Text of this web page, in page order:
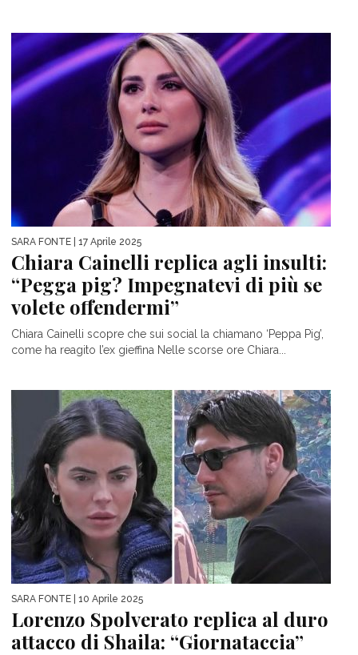
SARA FONTE | 17 Aprile 2025
Chiara Cainelli replica agli insulti:
“Pegga pig? Impegnatevi di più se
volete offendermi”
Chiara Cainelli scopre che sui social la chiamano ‘Peppa Pig’,
come ha reagito l’ex gieffina Nelle scorse ore Chiara...
SARA FONTE | 10 Aprile 2025
Lorenzo Spolverato replica al duro
attacco di Shaila: “Giornataccia”